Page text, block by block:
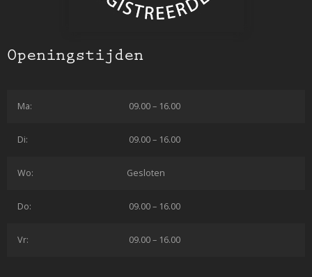
Openingstijden
Ma: 09.00 – 16.00
Di: 09.00 – 16.00
Wo: Gesloten
Do: 09.00 – 16.00
Vr: 09.00 – 16.00